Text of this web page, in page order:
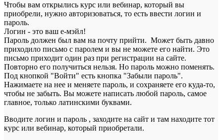
Чтобы вам открылись курс или вебинар, который вы
приобрели, нужно авторизоваться, то есть ввести логин и
пароль.
Логин - это ваш е-мэйл!
Пароль должен был вам на почту прийти. Может быть давно
приходило письмо с паролем и вы не можете его найти. Это
письмо приходит один раз при регистрации на сайте.
Повторно его получиться нельзя. Но пароль можно поменять.
Под кнопкой "Войти" есть кнопка "Забыли пароль".
Нажимаете на нее и меняете пароль, и сохраняете его куда-то,
чтобы не забыть. Вы можете написать любой пароль, самое
главное, только латинскими буквами.
Вводите логин и пароль , заходите на сайт и там находите тот
курс или вебинар, который приобретали.